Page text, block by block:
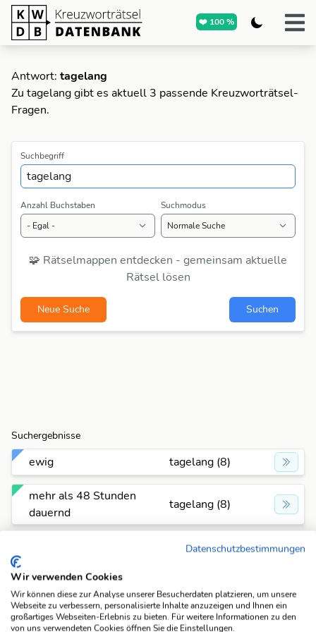
❤️ 100 %
Antwort: tagelang
Zu tagelang gibt es aktuell 3 passende Kreuzworträtsel-
Fragen.
Suchbegriff
Anzahl Buchstaben Suchmodus
🧩 Rätselmappen entdecken - gemeinsam aktuelle
Rätsel lösen
Neue Suche Suchen
Suchergebnisse
ewig tagelang (8)
mehr als 48 Stunden
dauernd
tagelang (8)
tagelang (8)
Suchfunktionen
Die KWDB ist dein zuverlässiger Partner für
verschiedene Arten von Rätseln, darunter Schüttelrätsel,
Datenschutzbestimmungen
Wir verwenden Cookies
Wir können diese zur Analyse unserer Besucherdaten platzieren, um unsere
Webseite zu verbessern, personalisierte Inhalte anzuzeigen und Ihnen ein
großartiges Webseiten-Erlebnis zu bieten. Für weitere Informationen zu den
von uns verwendeten Cookies öffnen Sie die Einstellungen.